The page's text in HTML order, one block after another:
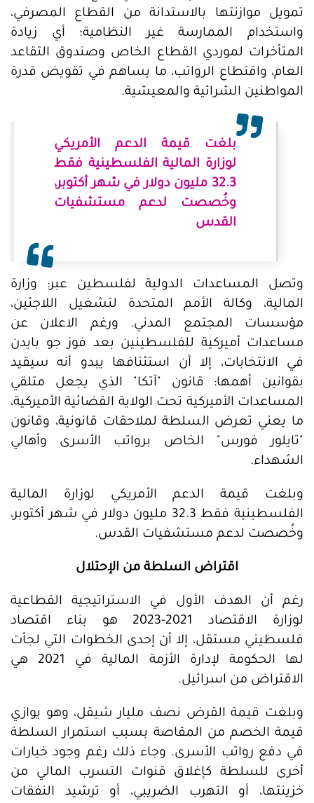
تمويل موازنتها بالاستدانة من القطاع المصرفي،
واستخدام الممارسة غير النظامية؛ أي زيادة
المتأخرات لموردي القطاع الخاص وصندوق التقاعد
العام، واقتطاع الرواتب، ما يساهم في تقويض قدرة
المواطنين الشرائية والمعيشية.
بلغت قيمة الدعم الأمريكي
لوزارة المالية الفلسطينية فقط
32.3 مليون دولار في شهر أكتوبر،
وخُصصت لدعم مستشفيات
القدس
وتصل المساعدات الدولية لفلسطين عبر: وزارة
المالية، وكالة الأمم المتحدة لتشغيل اللاجئين،
مؤسسات المجتمع المدني. ورغم الاعلان عن
مساعدات أميركية للفلسطينين بعد فوز جو بايدن
في الانتخابات، إلا أن استئنافها يبدو أنه سيقيد
بقوانين أهمها: قانون "آتكا" الذي يجعل متلقي
المساعدات الأميركية تحت الولاية القضائية الأميركية،
ما يعني تعرض السلطة لملاحقات قانونية، وقانون
"تايلور فورس" الخاص برواتب الأسرى وأهالي
الشهداء.
وبلغت قيمة الدعم الأمريكي لوزارة المالية
الفلسطينية فقط 32.3 مليون دولار في شهر أكتوبر،
وخُصصت لدعم مستشفيات القدس.
اقتراض السلطة من الإحتلال
رغم أن الهدف الأول في الاستراتيجية القطاعية
لوزارة الاقتصاد 2021-2023 هو بناء اقتصاد
فلسطيني مستقل، إلا أن إحدى الخطوات التي لجأت
لها الحكومة لإدارة الأزمة المالية في 2021 هي
الاقتراض من اسرائيل.
وبلغت قيمة القرض نصف مليار شيقل، وهو يوازي
قيمة الخصم من المقاصة بسبب استمرار السلطة
في دفع رواتب الأسرى. وجاء ذلك رغم وجود خيارات
أخرى للسلطة كإغلاق قنوات التسرب المالي من
خزينتها، أو التهرب الضريبي، أو ترشيد النفقات